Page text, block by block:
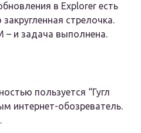
в Explorer есть
стрелочка.
– и задача выполнена.
пользуется “Гугл
интернет-обозреватель.